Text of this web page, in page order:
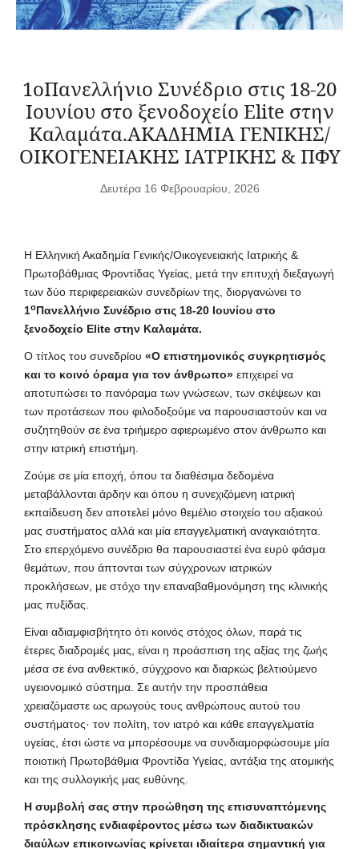
1οΠανελλήνιο Συνέδριο στις 18-20
Ιουνίου στο ξενοδοχείο Elite στην
Καλαμάτα.ΑΚΑΔΗΜΙΑ ΓΕΝΙΚΗΣ/
ΟΙΚΟΓΕΝΕΙΑΚΗΣ ΙΑΤΡΙΚΗΣ & ΠΦΥ
Δευτέρα 16 Φεβρουαρίου, 2026
Η Ελληνική Ακαδημία Γενικής/Οικογενειακής Ιατρικής &
Πρωτοβάθμιας Φροντίδας Υγείας, μετά την επιτυχή διεξαγωγή
των δύο περιφερειακών συνεδρίων της, διοργανώνει το
1οΠανελλήνιο Συνέδριο στις 18-20 Ιουνίου στο
ξενοδοχείο Elite στην Καλαμάτα.
Ο τίτλος του συνεδρίου «Ο επιστημονικός συγκρητισμός
και το κοινό όραμα για τον άνθρωπο» επιχειρεί να
αποτυπώσει το πανόραμα των γνώσεων, των σκέψεων και
των προτάσεων που φιλοδοξούμε να παρουσιαστούν και να
συζητηθούν σε ένα τριήμερο αφιερωμένο στον άνθρωπο και
στην ιατρική επιστήμη.
Ζούμε σε μία εποχή, όπου τα διαθέσιμα δεδομένα
μεταβάλλονται άρδην και όπου η συνεχιζόμενη ιατρική
εκπαίδευση δεν αποτελεί μόνο θεμέλιο στοιχείο του αξιακού
μας συστήματος αλλά και μία επαγγελματική αναγκαιότητα.
Στο επερχόμενο συνέδριο θα παρουσιαστεί ένα ευρύ φάσμα
θεμάτων, που άπτονται των σύγχρονων ιατρικών
προκλήσεων, με στόχο την επαναβαθμονόμηση της κλινικής
μας πυξίδας.
Είναι αδιαμφισβήτητο ότι κοινός στόχος όλων, παρά τις
έτερες διαδρομές μας, είναι η προάσπιση της αξίας της ζωής
μέσα σε ένα ανθεκτικό, σύγχρονο και διαρκώς βελτιούμενο
υγειονομικό σύστημα. Σε αυτήν την προσπάθεια
χρειαζόμαστε ως αρωγούς τους ανθρώπους αυτού του
συστήματος· τον πολίτη, τον ιατρό και κάθε επαγγελματία
υγείας, έτσι ώστε να μπορέσουμε να συνδιαμορφώσουμε μία
ποιοτική Πρωτοβάθμια Φροντίδα Υγείας, αντάξια της ατομικής
και της συλλογικής μας ευθύνης.
Η συμβολή σας στην προώθηση της επισυναπτόμενης
πρόσκλησης ενδιαφέροντος μέσω των διαδικτυακών
διαύλων επικοινωνίας κρίνεται ιδιαίτερα σημαντική για